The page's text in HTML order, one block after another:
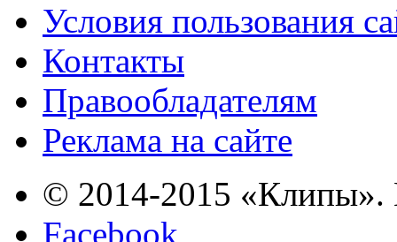
Условия пользования
Контакты
Правообладателям
Реклама на сайте
© 2014-2015 «Клипы».
Facebook